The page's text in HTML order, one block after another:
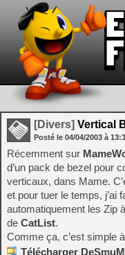
[Divers] Vertical
Posté le 04/04/2003 à
Récemment sur
d’un pack de bezel pour
verticaux, dans Mame.
et pour tuer le temps, j’ai
automatiquement les Zip
de CatList.
Comme ça, c’est simple
Télécharger